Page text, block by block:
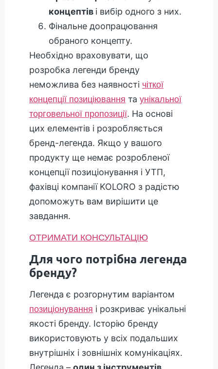
концептів і вибір одного з них.
Фінальне доопрацювання
обраного концепту.
Необхідно враховувати, що
розробка легенди бренду
неможлива без наявності чіткої
концепції позиціювання та унікальної
торговельної пропозиції. На основі
цих елементів і розробляється
бренд-легенда. Якщо у вашого
продукту ще немає розробленої
концепції позиціонування і УТП,
фахівці компанії KOLORO з радістю
допоможуть вам вирішити це
завдання.
ОТРИМАТИ КОНСУЛЬТАЦІЮ
Для чого потрібна легенда
бренду?
Легенда є розгорнутим варіантом
позиціонування і розкриває унікальні
якості бренду. Історію бренду
використовують у всіх подальших
внутрішніх і зовнішніх комунікаціях.